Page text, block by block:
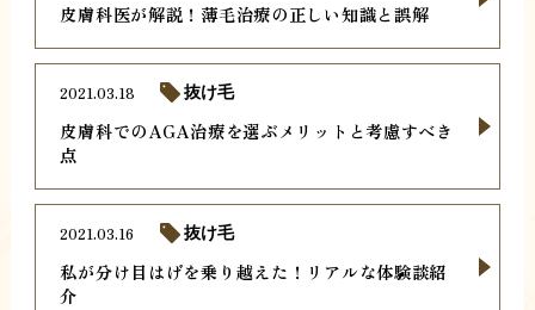
皮膚科医が解説！薄毛治療の正しい知識と誤解
皮膚科でのAGA治療を選ぶメリットと考慮すべき
点
2021.03.18 抜け毛
私が分け目はげを乗り越えた！リアルな体験談紹
介
2021.03.16 抜け毛